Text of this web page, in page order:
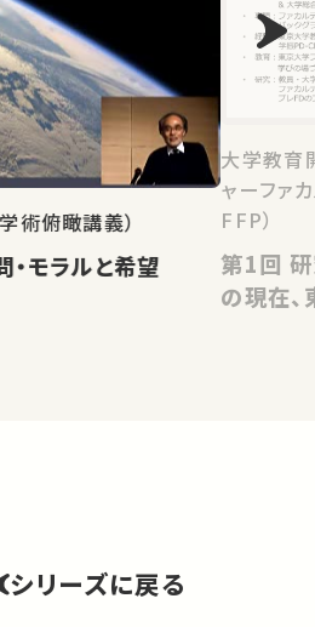
術俯瞰講義）
学問・モラルと希望
大学教育
ャーファ
FFP）
第1回 研究紹介演習・高等教育
の現在
シリーズに戻る